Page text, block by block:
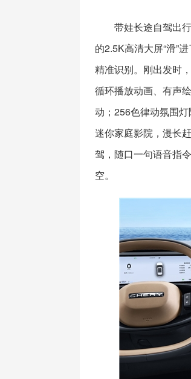
带娃长途自驾出
的2.5K高清大屏“滑”
精准识别。刚出发时
循环播放动画、有声
动；256色律动氛围
迷你家庭影院，漫长
驾，随口一句语音指
空。